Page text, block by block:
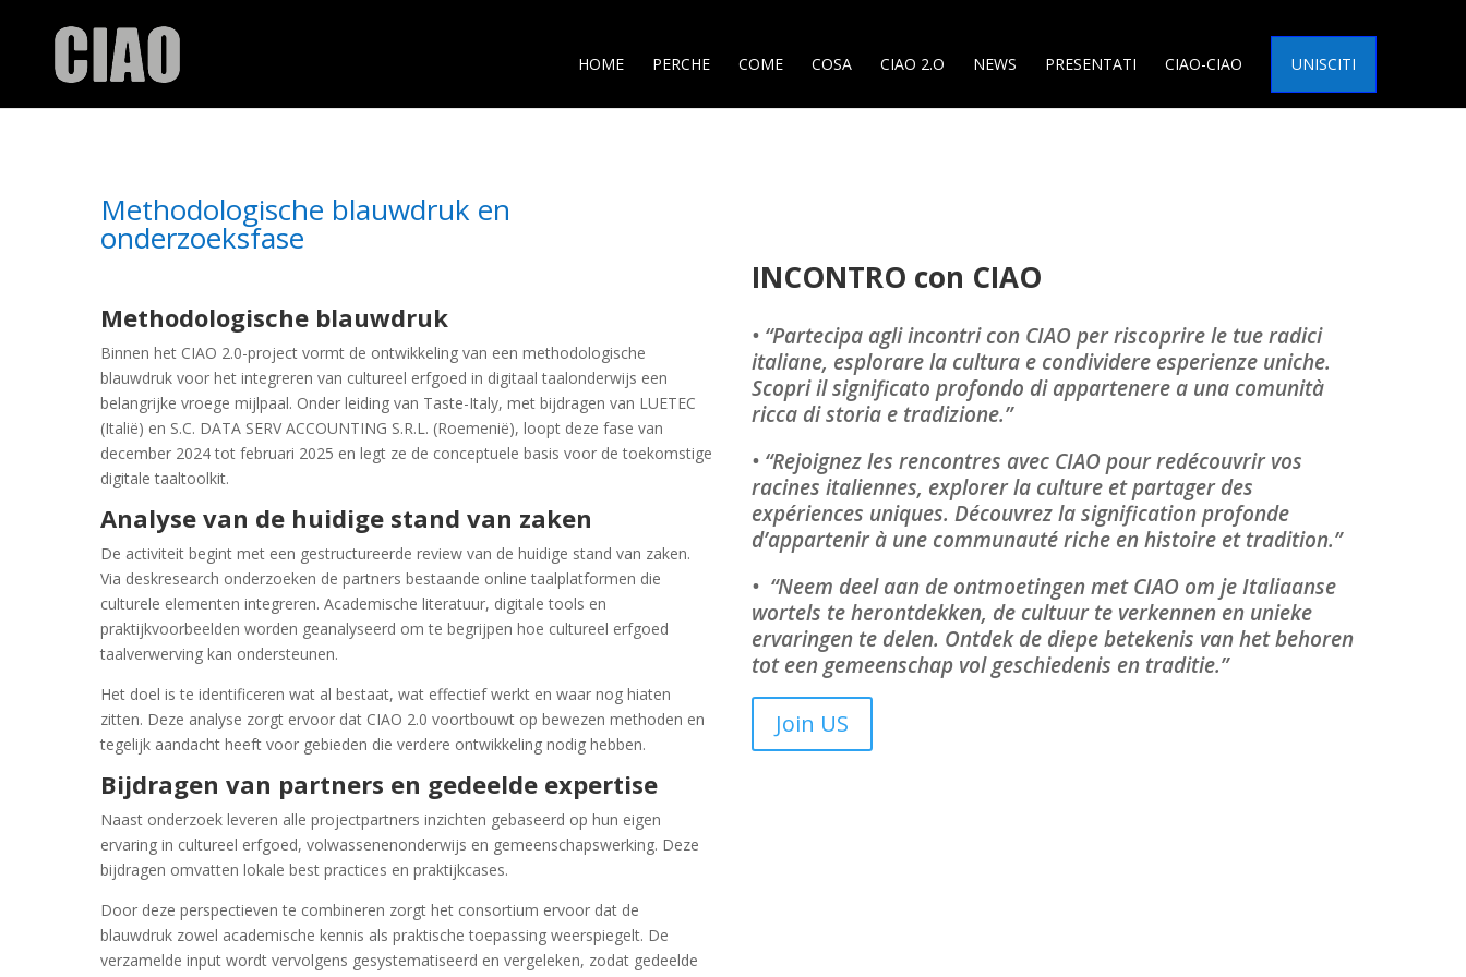
HOME PERCHE COME COSA CIAO 2.O NEWS PRESENTATI CIAO-CIAO UNISCITI
Methodologische blauwdruk en
onderzoeksfase
Methodologische blauwdruk
Binnen het CIAO 2.0-project vormt de ontwikkeling van een methodologische
blauwdruk voor het integreren van cultureel erfgoed in digitaal taalonderwijs een
belangrijke vroege mijlpaal. Onder leiding van Taste-Italy, met bijdragen van LUETEC
(Italië) en S.C. DATA SERV ACCOUNTING S.R.L. (Roemenië), loopt deze fase van
december 2024 tot februari 2025 en legt ze de conceptuele basis voor de toekomstige
digitale taaltoolkit.
Analyse van de huidige stand van zaken
De activiteit begint met een gestructureerde review van de huidige stand van zaken.
Via deskresearch onderzoeken de partners bestaande online taalplatformen die
culturele elementen integreren. Academische literatuur, digitale tools en
praktijkvoorbeelden worden geanalyseerd om te begrijpen hoe cultureel erfgoed
taalverwerving kan ondersteunen.
Het doel is te identificeren wat al bestaat, wat effectief werkt en waar nog hiaten
zitten. Deze analyse zorgt ervoor dat CIAO 2.0 voortbouwt op bewezen methoden en
tegelijk aandacht heeft voor gebieden die verdere ontwikkeling nodig hebben.
Bijdragen van partners en gedeelde expertise
Naast onderzoek leveren alle projectpartners inzichten gebaseerd op hun eigen
ervaring in cultureel erfgoed, volwassenenonderwijs en gemeenschapswerking. Deze
bijdragen omvatten lokale best practices en praktijkcases.
Door deze perspectieven te combineren zorgt het consortium ervoor dat de
blauwdruk zowel academische kennis als praktische toepassing weerspiegelt. De
verzamelde input wordt vervolgens gesystematiseerd en vergeleken, zodat gedeelde
INCONTRO con CIAO
• “Partecipa agli incontri con CIAO per riscoprire le tue radici
italiane, esplorare la cultura e condividere esperienze uniche.
Scopri il significato profondo di appartenere a una comunità
ricca di storia e tradizione.”
• “Rejoignez les rencontres avec CIAO pour redécouvrir vos
racines italiennes, explorer la culture et partager des
expériences uniques. Découvrez la signification profonde
d’appartenir à une communauté riche en histoire et tradition.”
• “Neem deel aan de ontmoetingen met CIAO om je Italiaanse
wortels te herontdekken, de cultuur te verkennen en unieke
ervaringen te delen. Ontdek de diepe betekenis van het behoren
tot een gemeenschap vol geschiedenis en traditie.”
Join US